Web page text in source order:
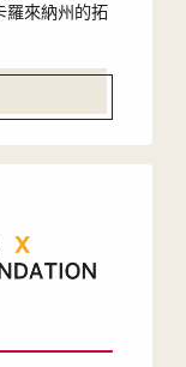
羅來納州的拓